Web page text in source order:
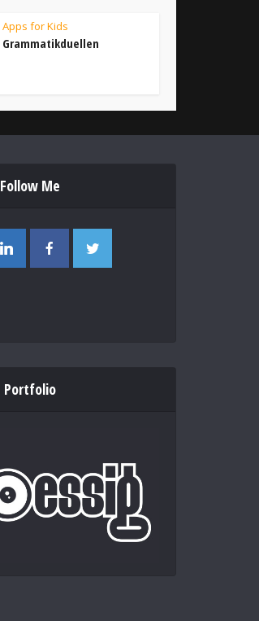
Apps for Kids
Grammatikduellen
Follow Me
Portfolio